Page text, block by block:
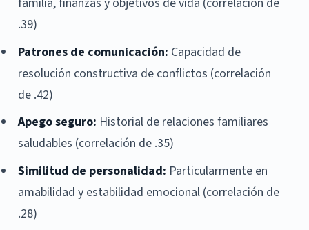
.39)
Patrones de comunicación: Capacidad de
resolución constructiva de conflictos (correlación
de .42)
Apego seguro: Historial de relaciones familiares
saludables (correlación de .35)
Similitud de personalidad: Particularmente en
amabilidad y estabilidad emocional (correlación de
.28)